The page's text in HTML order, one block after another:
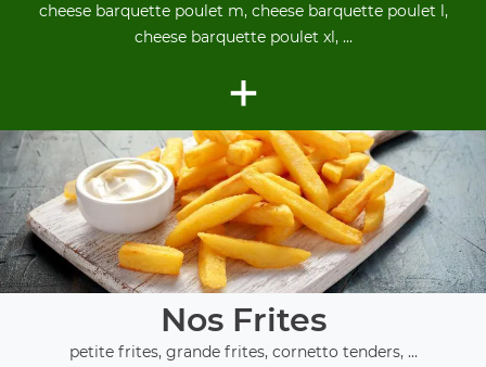
cheese barquette poulet m, cheese barquette poulet l,
cheese barquette poulet xl, ...
+
Nos Frites
petite frites, grande frites, cornetto tenders, ...